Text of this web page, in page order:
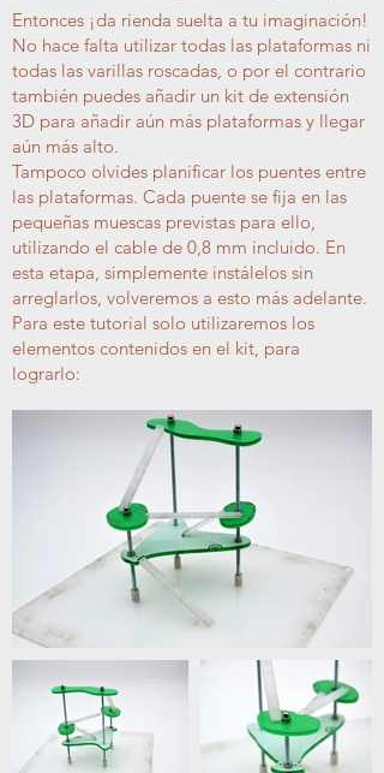
Entonces ¡da rienda suelta a tu imaginación!
No hace falta utilizar todas las plataformas ni
todas las varillas roscadas, o por el contrario
también puedes añadir un kit de extensión
3D para añadir aún más plataformas y llegar
aún más alto.
Tampoco olvides planificar los puentes entre
las plataformas. Cada puente se fija en las
pequeñas muescas previstas para ello,
utilizando el cable de 0,8 mm incluido. En
esta etapa, simplemente instálelos sin
arreglarlos, volveremos a esto más adelante.
Para este tutorial solo utilizaremos los
elementos contenidos en el kit, para
lograrlo: